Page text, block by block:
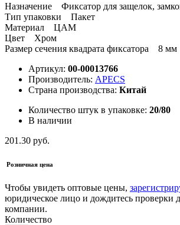
Назначение Фиксатор для защелок,
Тип упаковки Пакет
Материал ЦАМ
Цвет Хром
Размер сечения квадрата фиксатора 8 мм
Артикул: 00-00013766
Производитель: APECS
Страна производства: Китай
Количество штук в упаковке: 20/80
В наличии
201.30 руб.
Розничная цена
Чтобы увидеть оптовые цены,
юридическое лицо и дождитесь проверки
компании.
Количество